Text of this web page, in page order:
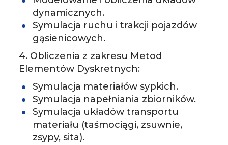
dynamicznych.
­Symulacja ruchu i trakcji pojazdów
gąsienicowych.
4. Obliczenia z zakresu Metod
Elementów Dyskretnych:
­Symulacja materiałów sypkich.
­Symulacja napełniania zbiorników.
­Symulacja układów transportu
materiału (taśmociągi, zsuwnie,
zsypy, sita).